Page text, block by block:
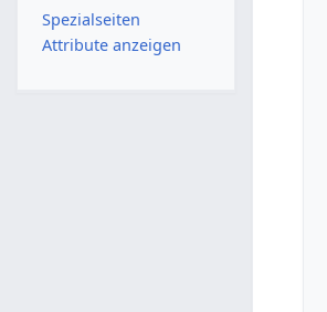
Spezialseiten
Attribute anzeigen